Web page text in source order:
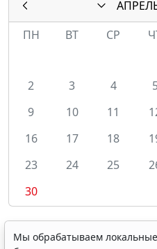
ПН
ВТ СР
2
3 4
9
10 11
16
17 18
23
24 25
30
Мы обрабатываем